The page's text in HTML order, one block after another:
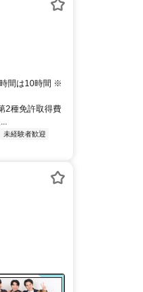
間は10時間 ※
2種免許取得費
未経験者歓迎